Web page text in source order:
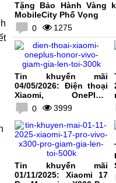
Tặng Bảo Hành Vàng
MobileCity Phố Vọng
0
1275
Tin khuyến mãi
04/05/2026: Điện thoại
Xiaomi, OnePlus,
HONOR, vivo giảm giá
lên tới 300K
0 3999
Tin khuyến mãi
01/11/2025: Xiaomi 17